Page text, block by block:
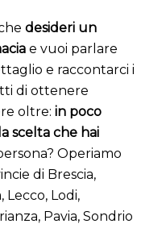
desideri un
e vuoi parlare
e raccontarci i
di ottenere
oltre: in poco
scelta che hai
Operiamo
di Brescia,
Lecco, Lodi,
Pavia, Sondrio